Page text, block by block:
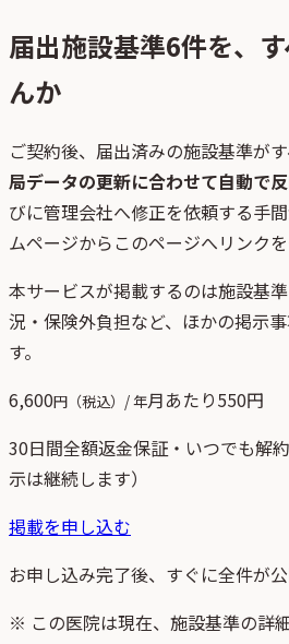
届出施設基準6件を、
んか
ご契約後、 届出済みの施設基準がす
局データの更新に合わせて自動で
びに管理会社へ修正を依頼する手
ムページからこのページへリンクを
本サービスが掲載するのは施設基
況・保険外負担など、ほかの掲示
す。
6,600円（税込）/ 年月あたり550円
30日間全額返金保証・いつでも解
示は継続します）
掲載を申し込む
お申し込み完了後、すぐに全件が
※ この医院は現在、施設基準の詳